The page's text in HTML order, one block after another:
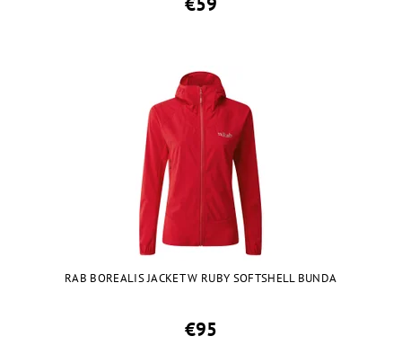
RAB BOREALIS JACKET W RUBY SOFTSHELL BUNDA
€95